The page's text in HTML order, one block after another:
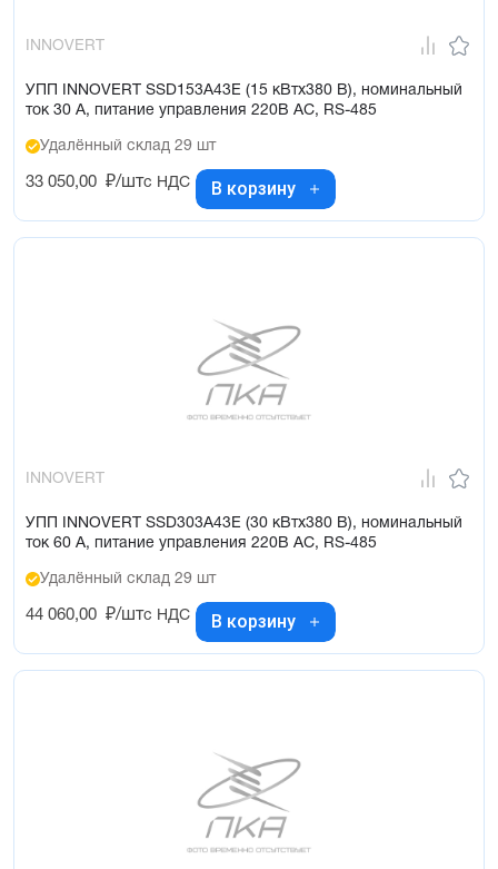
INNOVERT
УПП INNOVERT SSD153A43E (15 кВтx380 В), номинальный
ток 30 А, питание управления 220В AC, RS-485
Удалённый склад 29 шт
33 050,00 ₽/штс НДС В корзину
INNOVERT
УПП INNOVERT SSD303A43E (30 кВтx380 В), номинальный
ток 60 А, питание управления 220В AC, RS-485
Удалённый склад 29 шт
44 060,00 ₽/штс НДС В корзину